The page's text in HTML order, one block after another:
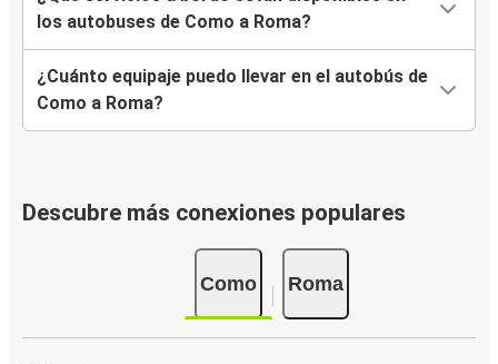
los autobuses de Como a Roma?
¿Cuánto equipaje puedo llevar en el autobús de
Como a Roma?
Descubre más conexiones populares
Como Roma